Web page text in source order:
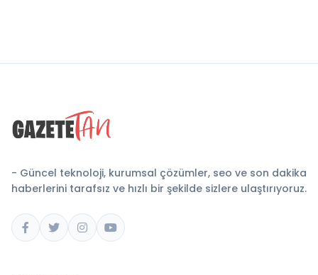
- Güncel teknoloji, kurumsal çözümler, seo ve son dakika
haberlerini tarafsız ve hızlı bir şekilde sizlere ulaştırıyoruz.